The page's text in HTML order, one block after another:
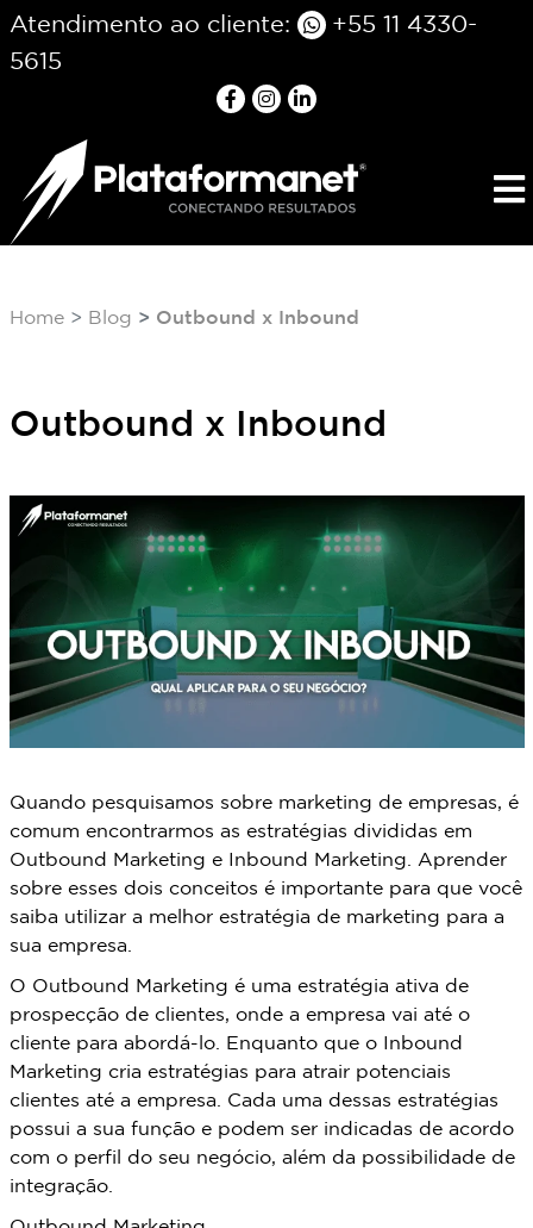
Atendimento ao cliente:
+55 11 4330-
5615
Home Blog Outbound x Inbound
Outbound x Inbound
Quando pesquisamos sobre marketing de empresas, é
comum encontrarmos as estratégias divididas em
Outbound Marketing e Inbound Marketing. Aprender
sobre esses dois conceitos é importante para que você
saiba utilizar a melhor estratégia de marketing para a
sua empresa.
O Outbound Marketing é uma estratégia ativa de
prospecção de clientes, onde a empresa vai até o
cliente para abordá-lo. Enquanto que o Inbound
Marketing cria estratégias para atrair potenciais
clientes até a empresa. Cada uma dessas estratégias
possui a sua função e podem ser indicadas de acordo
com o perfil do seu negócio, além da possibilidade de
integração.